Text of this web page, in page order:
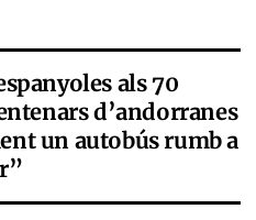
als 70
d’andorranes
un autobús rumb a